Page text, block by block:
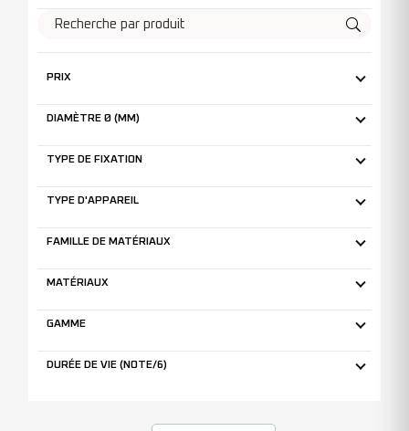
PRIX
DIAMÈTRE Ø (MM)
TYPE DE FIXATION
TYPE D'APPAREIL
FAMILLE DE MATÉRIAUX
MATÉRIAUX
GAMME
DURÉE DE VIE (NOTE/6)